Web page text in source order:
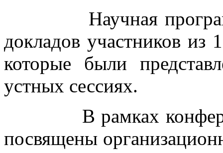
Научная программа
докладов участников из
которые были
устных сессиях.
В рамках
посвящены